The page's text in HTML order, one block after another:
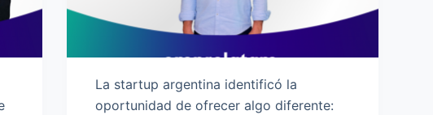
La startup argentina identificó la
oportunidad de ofrecer algo diferente: